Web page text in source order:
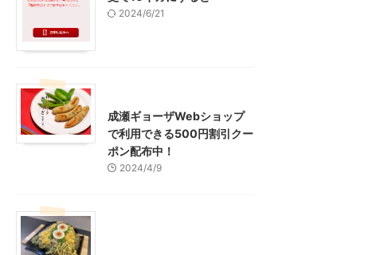
2024/6/21
成瀬ギョーザWebショップ
で利用できる500円割引クー
ポン配布中！
2024/4/9